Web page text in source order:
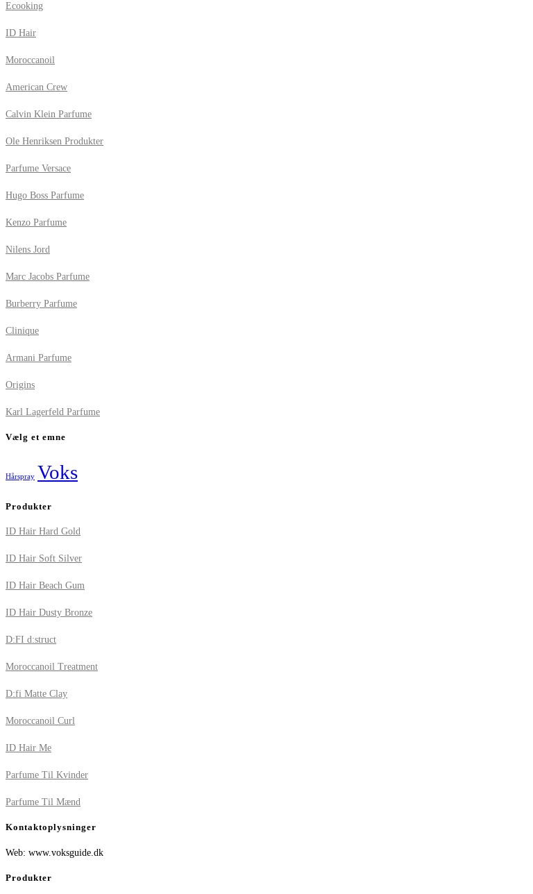
Ecooking
ID Hair
Moroccanoil
American Crew
Calvin Klein Parfume
Ole Henriksen Produkter
Parfume Versace
Hugo Boss Parfume
Kenzo Parfume
Nilens Jord
Marc Jacobs Parfume
Burberry Parfume
Clinique
Armani Parfume
Origins
Karl Lagerfeld Parfume
Vælg et emne
Hårspray Voks
Produkter
ID Hair Hard Gold
ID Hair Soft Silver
ID Hair Beach Gum
ID Hair Dusty Bronze
D:FI d:struct
Moroccanoil Treatment
D:fi Matte Clay
Moroccanoil Curl
ID Hair Me
Parfume Til Kvinder
Parfume Til Mænd
Kontaktoplysninger
Web: www.voksguide.dk
Produkter